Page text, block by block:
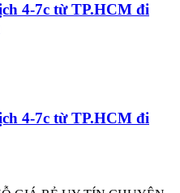
4-7c từ TP.HCM đi
4-7c từ TP.HCM đi